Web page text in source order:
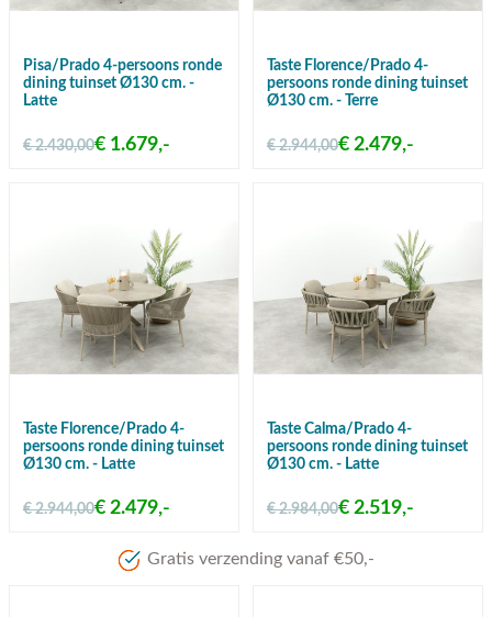
Pisa/Prado 4-persoons ronde
dining tuinset Ø130 cm. -
Latte
€ 2.430,00€ 1.679,-
Taste Florence/Prado 4-
persoons ronde dining tuinset
Ø130 cm. - Terre
€ 2.944,00€ 2.479,-
Taste Florence/Prado 4-
persoons ronde dining tuinset
Ø130 cm. - Latte
€ 2.944,00€ 2.479,-
Taste Calma/Prado 4-
persoons ronde dining tuinset
Ø130 cm. - Latte
€ 2.984,00€ 2.519,-